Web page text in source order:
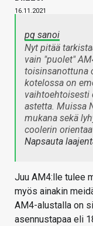
16.11.2021
pq sanoi
Nyt pitää
vain "puolet"
toisinsanottuna
kotelossa on
vaihtoehtoisesti
astetta. Muissa
mukana sekä
coolerin
Napsauta
Juu AM4:lle tulee
myös ainakin
AM4-alustalla on
asennustapaa eli